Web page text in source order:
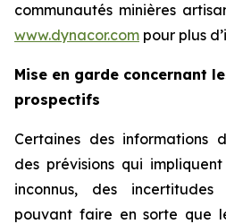
communautés minières
www.dynacor.com pour plus
Mise en garde concernant
prospectifs
Certaines des informations
des prévisions qui
inconnus, des
pouvant faire en sorte que